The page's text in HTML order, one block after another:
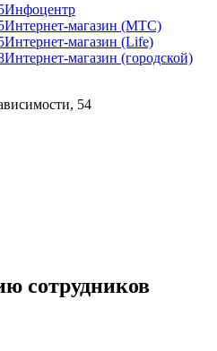
Инфоцентр
Интернет-магазин (МТС)
Интернет-магазин (Life)
Интернет-магазин (городской)
54
сотрудников